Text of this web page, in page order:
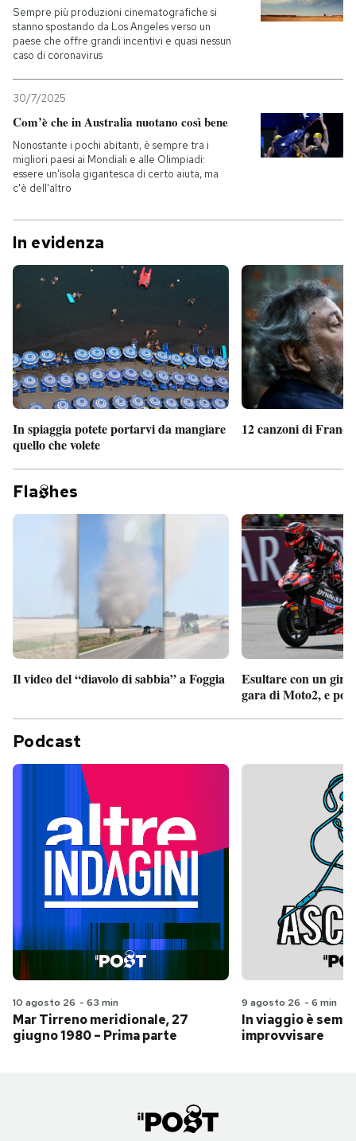
AREA PERSONALE
Entra
Sempre più produzioni cinematografiche si
stanno spostando da Los Angeles verso un
paese che offre grandi incentivi e quasi nessun
caso di coronavirus
30/7/2025
Com’è che in Australia nuotano così bene
Nonostante i pochi abitanti, è sempre tra i
migliori paesi ai Mondiali e alle Olimpiadi:
essere un'isola gigantesca di certo aiuta, ma
c'è dell'altro
In evidenza
In spiaggia potete portarvi da mangiare
quello che volete
12 canzoni di
Fla hes
Il video del “diavolo di sabbia” a Foggia
Esultare con un
gara di Moto2, e poi
Podcast
10 agosto 26 - 63 min
Mar Tirreno meridionale, 27
giugno 1980 – Prima parte
9 agosto 26 - 6 min
In viaggio è
improvvisare